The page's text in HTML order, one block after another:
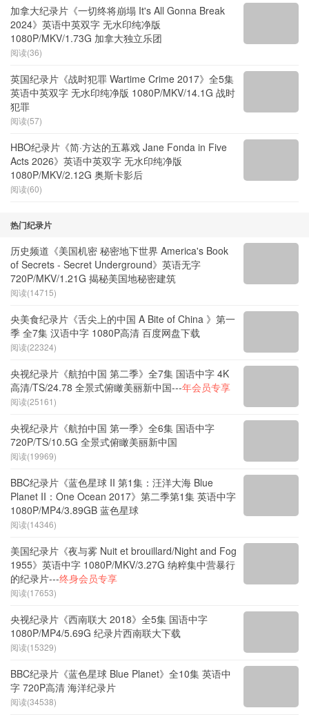
加拿大纪录片《一切终将崩塌 It's All Gonna Break
2024》英语中英双字 无水印纯净版
1080P/MKV/1.73G 加拿大独立乐团
阅读(36)
英国纪录片《战时犯罪 Wartime Crime 2017》全5集
英语中英双字 无水印纯净版 1080P/MKV/14.1G 战时
犯罪
阅读(57)
HBO纪录片《简·方达的五幕戏 Jane Fonda in Five
Acts 2026》英语中英双字 无水印纯净版
1080P/MKV/2.12G 奥斯卡影后
阅读(60)
热门纪录片
历史频道《美国机密 秘密地下世界 America's Book
of Secrets - Secret Underground》英语无字
720P/MKV/1.21G 揭秘美国地秘密建筑
阅读(14715)
央美食纪录片《舌尖上的中国 A Bite of China 》第一
季 全7集 汉语中字 1080P高清 百度网盘下载
阅读(22324)
央视纪录片《航拍中国 第二季》全7集 国语中字 4K
高清/TS/24.78 全景式俯瞰美丽新中国---年会员专享
阅读(25161)
央视纪录片《航拍中国 第一季》全6集 国语中字
720P/TS/10.5G 全景式俯瞰美丽新中国
阅读(19969)
BBC纪录片《蓝色星球 II 第1集：汪洋大海 Blue
Planet II：One Ocean 2017》第二季第1集 英语中字
1080P/MP4/3.89GB 蓝色星球
阅读(14346)
美国纪录片《夜与雾 Nuit et brouillard/Night and Fog
1955》英语中字 1080P/MKV/3.27G 纳粹集中营暴行
的纪录片---终身会员专享
阅读(17653)
央视纪录片《西南联大 2018》全5集 国语中字
1080P/MP4/5.69G 纪录片西南联大下载
阅读(15329)
BBC纪录片《蓝色星球 Blue Planet》全10集 英语中
字 720P高清 海洋纪录片
阅读(34538)